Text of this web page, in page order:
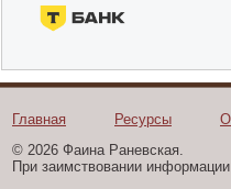
Главная Ресурсы
© 2026 Фаина Раневская.
При заимствовании